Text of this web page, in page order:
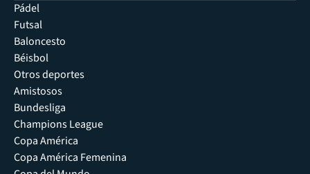
Pádel
Futsal
Baloncesto
Béisbol
Otros deportes
Amistosos
Bundesliga
Champions League
Copa América
Copa América Femenina